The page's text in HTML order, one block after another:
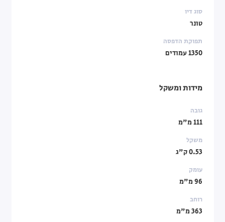
סוג דיו
טונר
תפוקת הדפסה
1350 עמודים
מידות ומשקל
גובה
111 מ"מ
משקל
0.53 ק"ג
עומק
96 מ"מ
רוחב
363 מ"מ